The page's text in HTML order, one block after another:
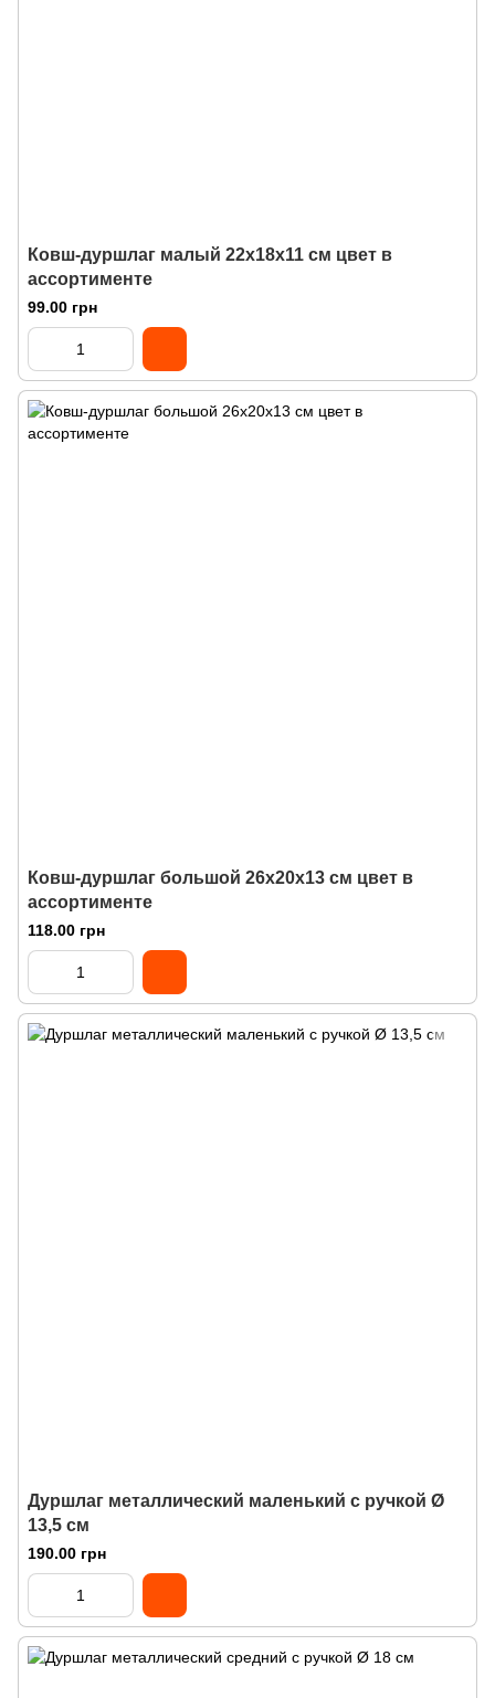
Ковш-дуршлаг малый 22х18х11 см цвет в
ассортименте
99.00 грн
Ковш-дуршлаг большой 26х20х13 см цвет в
ассортименте
118.00 грн
Дуршлаг металлический маленький с ручкой Ø
13,5 см
190.00 грн